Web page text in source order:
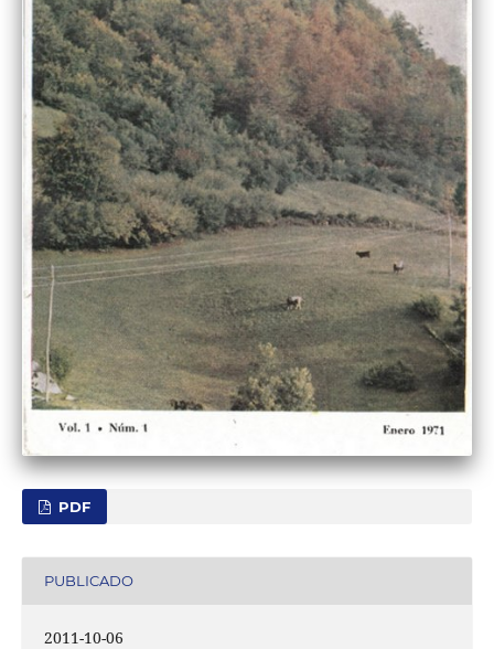
PDF
PUBLICADO
2011-10-06